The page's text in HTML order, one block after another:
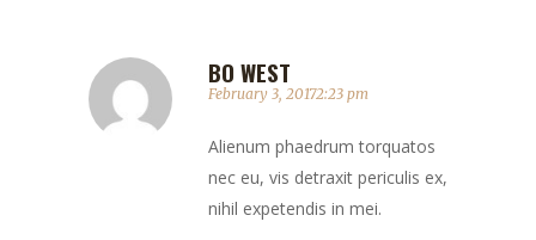
BO WEST
February 3, 20172:23 pm
Alienum phaedrum torquatos
nec eu, vis detraxit periculis ex,
nihil expetendis in mei.